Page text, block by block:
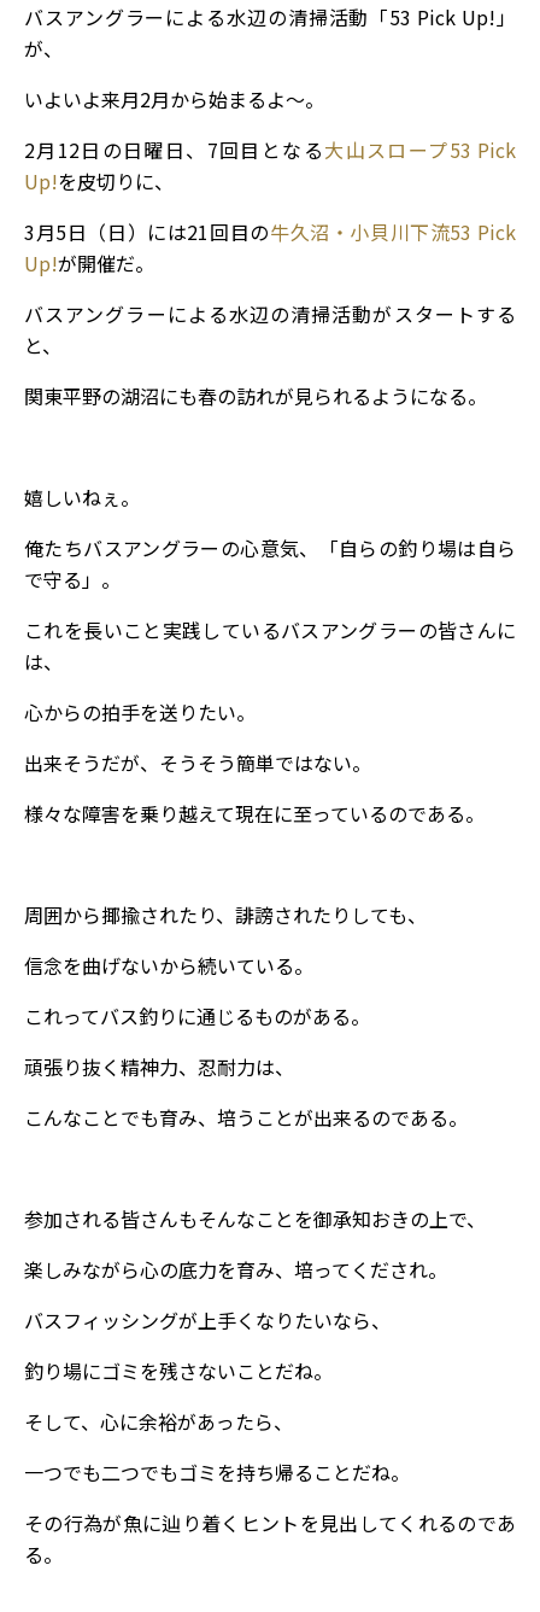
バスアングラーによる水辺の清掃活動「53 Pick Up!」
が、
いよいよ来月2月から始まるよ～。
2月12日の日曜日、7回目となる大山スロープ53 Pick
Up!を皮切りに、
3月5日（日）には21回目の牛久沼・小貝川下流53 Pick
Up!が開催だ。
バスアングラーによる水辺の清掃活動がスタートする
と、
関東平野の湖沼にも春の訪れが見られるようになる。
嬉しいねぇ。
俺たちバスアングラーの心意気、「自らの釣り場は自ら
で守る」。
これを長いこと実践しているバスアングラーの皆さんに
は、
心からの拍手を送りたい。
出来そうだが、そうそう簡単ではない。
様々な障害を乗り越えて現在に至っているのである。
周囲から揶揄されたり、誹謗されたりしても、
信念を曲げないから続いている。
これってバス釣りに通じるものがある。
頑張り抜く精神力、忍耐力は、
こんなことでも育み、培うことが出来るのである。
参加される皆さんもそんなことを御承知おきの上で、
楽しみながら心の底力を育み、培ってくだされ。
バスフィッシングが上手くなりたいなら、
釣り場にゴミを残さないことだね。
そして、心に余裕があったら、
一つでも二つでもゴミを持ち帰ることだね。
その行為が魚に辿り着くヒントを見出してくれるのであ
る。